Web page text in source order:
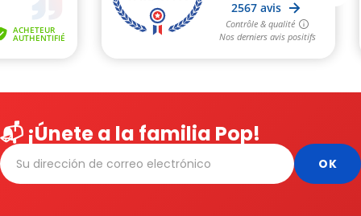
📬 ¡Únete a la familia Pop!